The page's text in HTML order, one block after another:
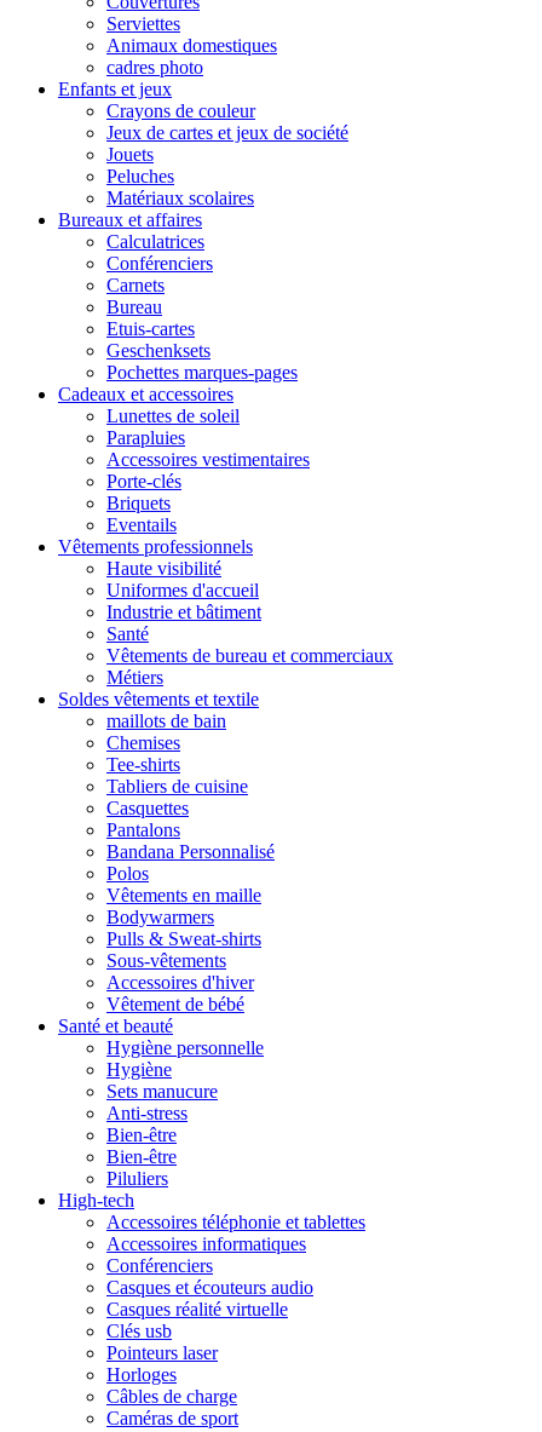
Serviettes
Animaux domestiques
cadres photo
Enfants et jeux
Crayons de couleur
Jeux de cartes et jeux de société
Jouets
Peluches
Matériaux scolaires
Bureaux et affaires
Calculatrices
Conférenciers
Carnets
Bureau
Etuis-cartes
Geschenksets
Pochettes marques-pages
Cadeaux et accessoires
Lunettes de soleil
Parapluies
Accessoires vestimentaires
Porte-clés
Briquets
Eventails
Vêtements professionnels
Haute visibilité
Uniformes d'accueil
Industrie et bâtiment
Santé
Vêtements de bureau et commerciaux
Métiers
Soldes vêtements et textile
maillots de bain
Chemises
Tee-shirts
Tabliers de cuisine
Casquettes
Pantalons
Bandana Personnalisé
Polos
Vêtements en maille
Bodywarmers
Pulls & Sweat-shirts
Sous-vêtements
Accessoires d'hiver
Vêtement de bébé
Santé et beauté
Hygiène personnelle
Hygiène
Sets manucure
Anti-stress
Bien-être
Bien-être
Piluliers
High-tech
Accessoires téléphonie et tablettes
Accessoires informatiques
Conférenciers
Casques et écouteurs audio
Casques réalité virtuelle
Clés usb
Pointeurs laser
Horloges
Câbles de charge
Caméras de sport